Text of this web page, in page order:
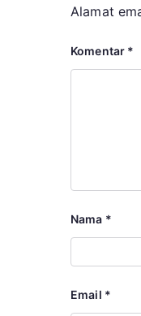
Alamat
Komentar *
Nama *
Email *